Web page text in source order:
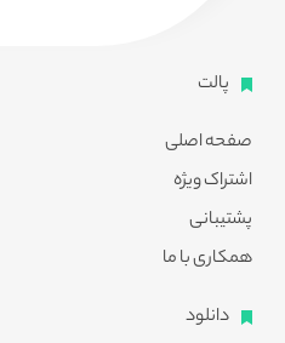
پالت
صفحه اصلی
اشتراک ویژه
پشتیبانی
همکاری با ما
دانلود